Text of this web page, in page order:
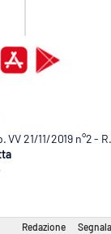
21/11/2019 n°2 -
Redazione